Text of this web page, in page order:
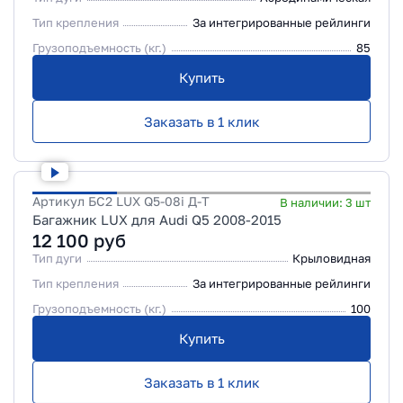
Тип крепления
За интегрированные рейлинги
Грузоподъемность (кг.)
85
Купить
Заказать в 1 клик
Артикул БС2 LUX Q5-08i Д-Т В наличии: 3 шт
Багажник LUX для Audi Q5 2008-2015
12 100 руб
Тип дуги
Крыловидная
Тип крепления
За интегрированные рейлинги
Грузоподъемность (кг.)
100
Купить
Заказать в 1 клик